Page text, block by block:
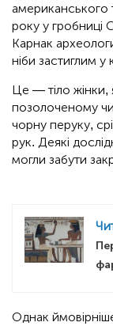
американського
року у гробниці
Карнак
ніби застиглим у
Це — тіло жінки,
позолоченому
чорну перуку,
рук. Деякі
могли забути
Однак